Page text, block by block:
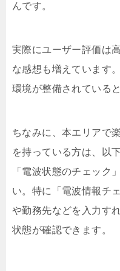
んです。
実際にユーザー評価は
な感想も増えています
環境が整備されている
ちなみに、本エリアで
を持っている方は、以
「電波状態のチェック
い。特に「電波情報チ
や勤務先などを入力す
状態が確認できます。